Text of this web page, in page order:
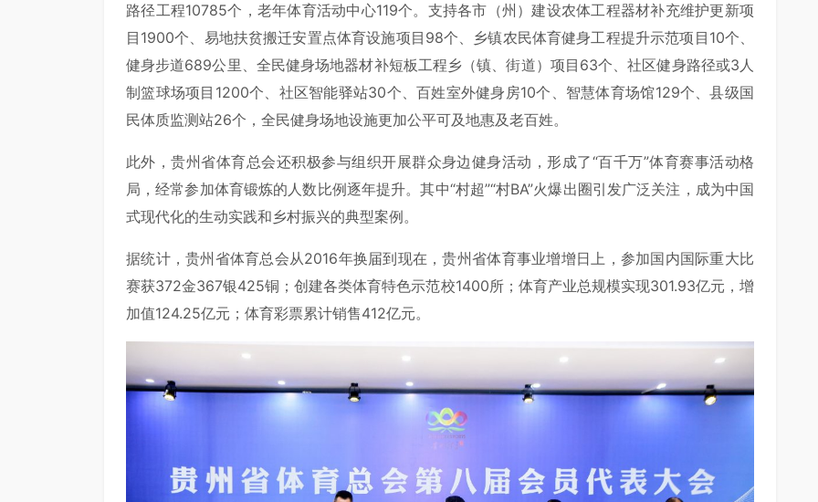
路径工程10785个，老年体育活动中心119个。支持各市（州）建设农体工程器材补充维护更新项
目1900个、易地扶贫搬迁安置点体育设施项目98个、乡镇农民体育健身工程提升示范项目10个、
健身步道689公里、全民健身场地器材补短板工程乡（镇、街道）项目63个、社区健身路径或3人
制篮球场项目1200个、社区智能驿站30个、百姓室外健身房10个、智慧体育场馆129个、县级国
民体质监测站26个，全民健身场地设施更加公平可及地惠及老百姓。
此外，贵州省体育总会还积极参与组织开展群众身边健身活动，形成了“百千万”体育赛事活动格
局，经常参加体育锻炼的人数比例逐年提升。其中“村超”“村BA”火爆出圈引发广泛关注，成为中国
式现代化的生动实践和乡村振兴的典型案例。
据统计，贵州省体育总会从2016年换届到现在，贵州省体育事业增增日上，参加国内国际重大比
赛获372金367银425铜；创建各类体育特色示范校1400所；体育产业总规模实现301.93亿元，增
加值124.25亿元；体育彩票累计销售412亿元。